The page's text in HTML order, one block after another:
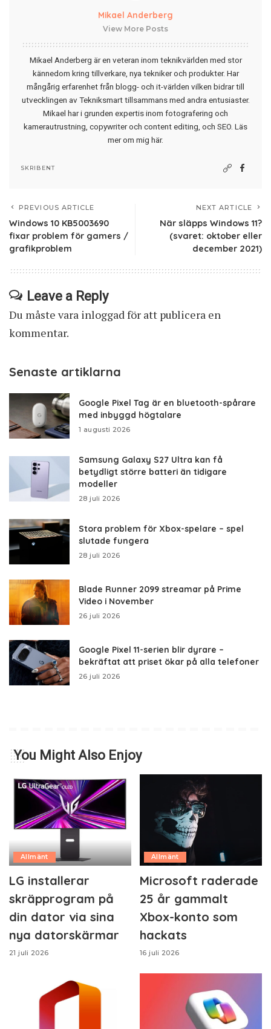
Mikael Anderberg
View More Posts
Mikael Anderberg är en veteran inom teknikvärlden med stor
kännedom kring tillverkare, nya tekniker och produkter. Har
mångårig erfarenhet från blogg- och it-världen vilken bidrar till
utvecklingen av Tekniksmart tillsammans med andra entusiaster.
Mikael har i grunden expertis inom fotografering och
kamerautrustning, copywriter och content editing, och SEO. Läs
mer om mig här.
SKRIBENT
PREVIOUS ARTICLE
Windows 10 KB5003690
fixar problem för gamers /
grafikproblem
NEXT ARTICLE
När släpps Windows 11?
(svaret: oktober eller
december 2021)
Leave a Reply
Du måste vara inloggad för att publicera en
kommentar.
Senaste artiklarna
Google Pixel Tag är en bluetooth-spårare
med inbyggd högtalare
1 augusti 2026
Samsung Galaxy S27 Ultra kan få
betydligt större batteri än tidigare
modeller
28 juli 2026
Stora problem för Xbox-spelare – spel
slutade fungera
28 juli 2026
Blade Runner 2099 streamar på Prime
Video i November
26 juli 2026
Google Pixel 11-serien blir dyrare –
bekräftat att priset ökar på alla telefoner
26 juli 2026
You Might Also Enjoy
Allmänt
LG installerar
skräpprogram på
din dator via sina
nya datorskärmar
21 juli 2026
Allmänt
Microsoft raderade
25 år gammalt
Xbox-konto som
hackats
16 juli 2026